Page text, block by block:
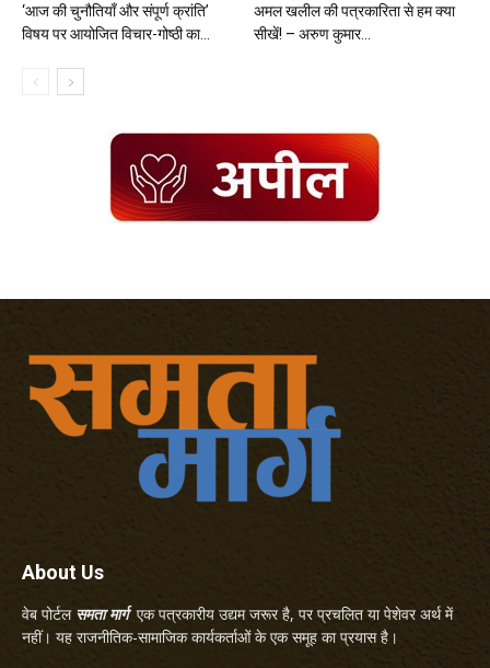
‘आज की चुनौतियाँ और संपूर्ण क्रांति’
विषय पर आयोजित विचार-गोष्ठी का...
अमल खलील की पत्रकारिता से हम क्या
सीखें! – अरुण कुमार...
About Us
वेब पोर्टल समता मार्गएक पत्रकारीय उद्यम जरूर है, पर प्रचलित या पेशेवर अर्थ में
नहीं। यह राजनीतिक-सामाजिक कार्यकर्ताओं के एक समूह का प्रयास है।